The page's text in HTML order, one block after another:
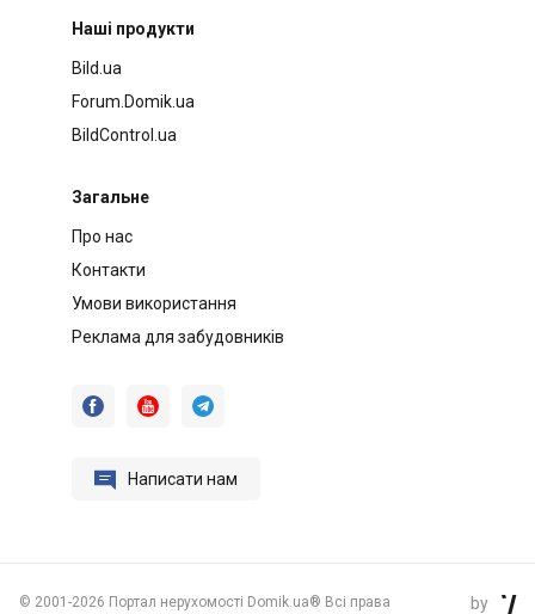
Наші продукти
Bild.ua
Forum.Domik.ua
BildControl.ua
Загальне
Про нас
Контакти
Умови використання
Реклама для забудовників
  
 Написати нам
© 2001-2026 Портал нерухомості Domik.ua® Всі права by 